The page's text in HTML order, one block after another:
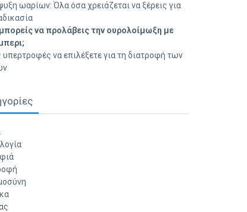
ωαρίων: Όλα όσα χρειάζεται να ξέρεις για
να προλάβεις την ουρολοίμωξη με
υπερτροφές να επιλέξετε για τη διατροφή των